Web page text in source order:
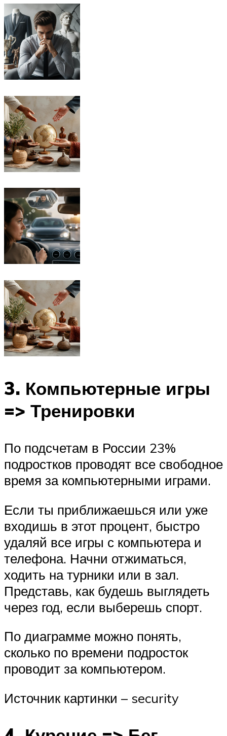
3. Компьютерные игры
=> Тренировки
По подсчетам в России 23%
подростков проводят все свободное
время за компьютерными играми.
Если ты приближаешься или уже
входишь в этот процент, быстро
удаляй все игры с компьютера и
телефона. Начни отжиматься,
ходить на турники или в зал.
Представь, как будешь выглядеть
через год, если выберешь спорт.
По диаграмме можно понять,
сколько по времени подросток
проводит за компьютером.
Источник картинки – security